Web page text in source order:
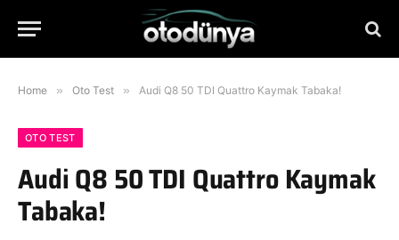
Home » Oto Test » Audi Q8 50 TDI Quattro Kaymak Tabaka!
OTO TEST
Audi Q8 50 TDI Quattro Kaymak
Tabaka!